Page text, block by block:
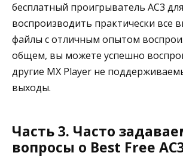
бесплатный проигрыватель AC3
воспроизводить практически все
файлы с отличным опытом
общем, вы можете успешно
другие MX Player не
выходы.
Часть 3. Часто
вопросы о Best Free